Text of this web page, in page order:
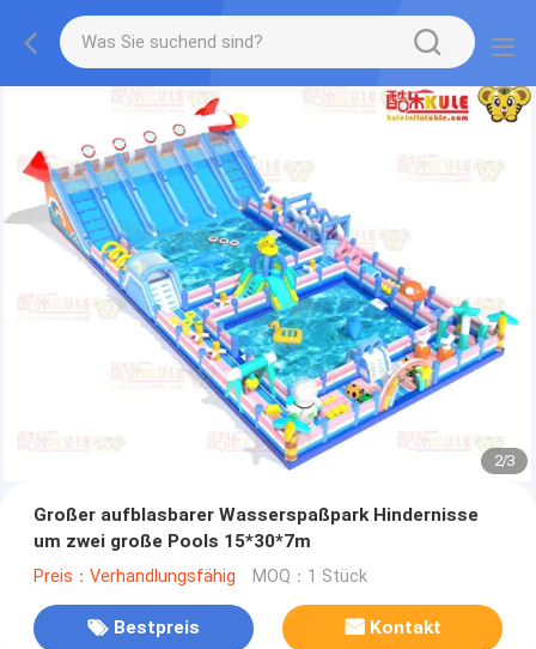
2/3
Großer aufblasbarer Wasserspaßpark Hindernisse
um zwei große Pools 15*30*7m
Preis：Verhandlungsfähig MOQ：1 Stück
Bestpreis Kontakt